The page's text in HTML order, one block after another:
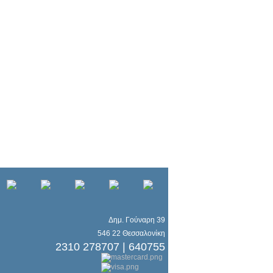
Δημ. Γούναρη 39
546 22 Θεσσαλονίκη
2310 278707 | 640755